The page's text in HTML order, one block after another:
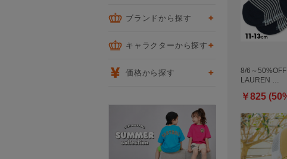
8/6～
LAUREN …
￥825
ブランドから探す
キャラクターから探す
価格から探す